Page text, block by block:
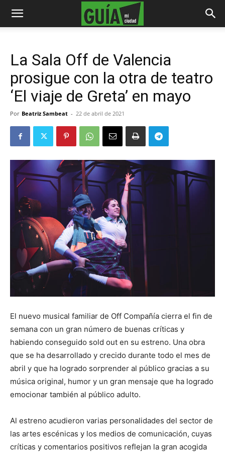
La Sala Off de Valencia
prosigue con la otra de teatro
‘El viaje de Greta’ en mayo
Por Beatriz Sambeat - 22 de abril de 2021
El nuevo musical familiar de Off Compañía cierra el fin de
semana con un gran número de buenas críticas y
habiendo conseguido sold out en su estreno. Una obra
que se ha desarrollado y crecido durante todo el mes de
abril y que ha logrado sorprender al público gracias a su
música original, humor y un gran mensaje que ha logrado
emocionar también al público adulto.
Al estreno acudieron varias personalidades del sector de
las artes escénicas y los medios de comunicación, cuyas
críticas y comentarios positivos reflejan la gran acogida